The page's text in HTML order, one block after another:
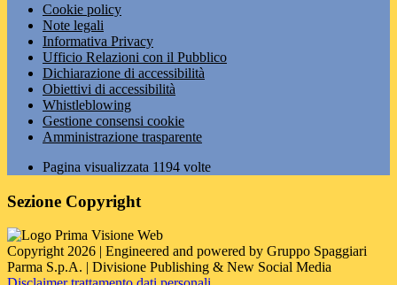
Cookie policy
Note legali
Informativa Privacy
Ufficio Relazioni con il Pubblico
Dichiarazione di accessibilità
Obiettivi di accessibilità
Whistleblowing
Gestione consensi cookie
Amministrazione trasparente
Pagina visualizzata 1194 volte
Sezione Copyright
Copyright 2026 | Engineered and powered by Gruppo Spaggiari
Parma S.p.A. | Divisione Publishing & New Social Media